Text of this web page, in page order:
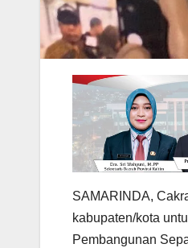
SAMARINDA,
kabupaten/kota
Pembangunan